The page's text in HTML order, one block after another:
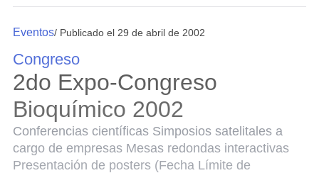
Eventos/ Publicado el 29 de abril de 2002
Congreso
2do Expo-Congreso
Bioquímico 2002
Conferencias científicas Simposios satelitales a
cargo de empresas Mesas redondas interactivas
Presentación de posters (Fecha Límite de